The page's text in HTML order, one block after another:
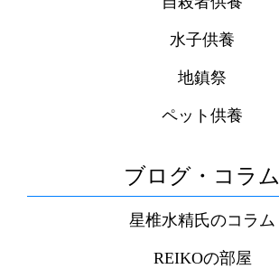
水子供養
地鎮祭
ペット供養
ブログ・コラム
星椎水精氏のコラム
REIKOの部屋